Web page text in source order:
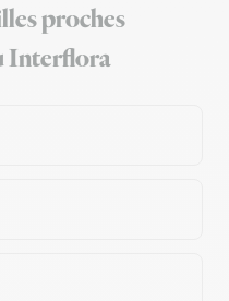
proches
Interflora